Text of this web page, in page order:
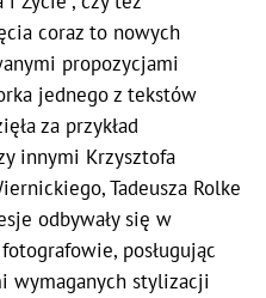
coraz to nowych
propozycjami
jednego z tekstów
za przykład
innymi Krzysztofa
Tadeusza Rolke
odbywały się w
posługując
wymaganych stylizacji